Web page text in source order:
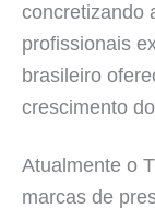
concretizando
profissionais
brasileiro
crescimento
Atualmente o
marcas de